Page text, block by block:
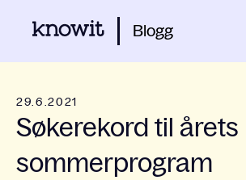
Blogg
29.6.2021
Søkerekord til årets
sommerprogram